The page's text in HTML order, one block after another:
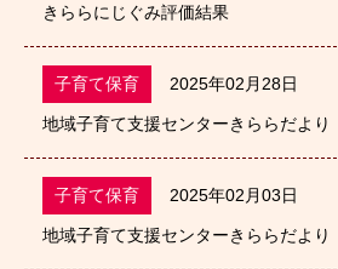
きららにじぐみ評価結果
子育て保育 2025年02月28日
地域子育て支援センターきららだより
子育て保育 2025年02月03日
地域子育て支援センターきららだより